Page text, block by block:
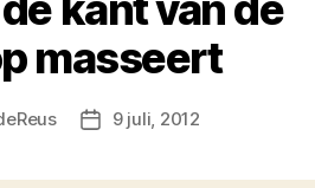
masseert
Berichtdatum
9 juli, 2012